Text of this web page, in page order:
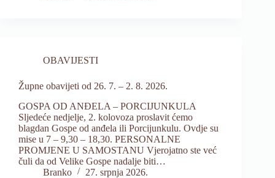
OBAVIJESTI
Župne obavijeti od 26. 7. – 2. 8. 2026.
GOSPA OD ANĐELA – PORCIJUNKULA
Sljedeće nedjelje, 2. kolovoza proslavit ćemo
blagdan Gospe od anđela ili Porcijunkulu. Ovdje su
mise u 7 – 9,30 – 18,30. PERSONALNE
PROMJENE U SAMOSTANU Vjerojatno ste već
čuli da od Velike Gospe nadalje biti…
Branko
27. srpnja 2026.